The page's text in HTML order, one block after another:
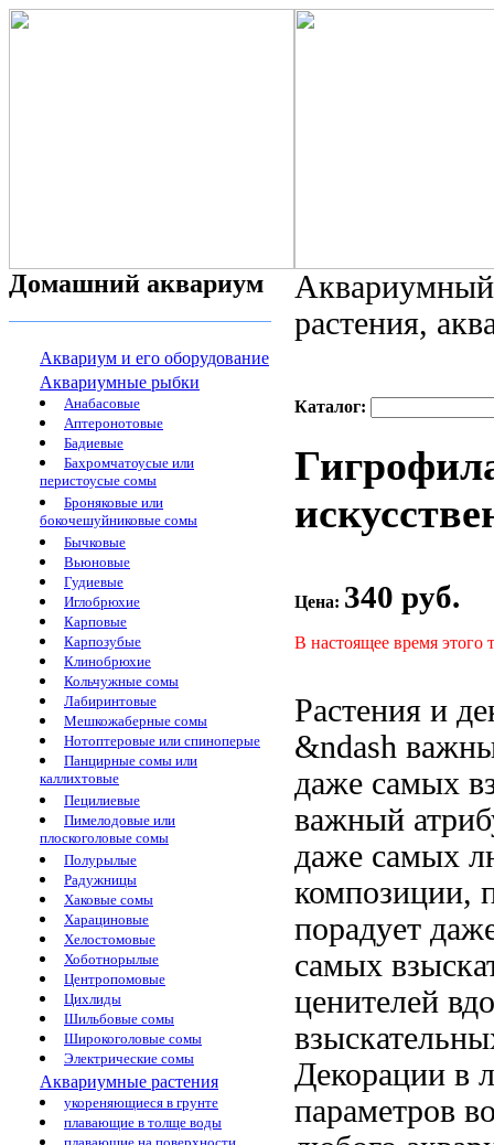
Домашний аквариум
Аквариум и его оборудование
Аквариумные рыбки
Анабасовые
Аптеронотовые
Бадиевые
Бахромчатоусые или
перистоусые сомы
Броняковые или
бокочешуйниковые сомы
Бычковые
Вьюновые
Гудиевые
Иглобрюхие
Карповые
Карпозубые
Клинобрюхие
Кольчужные сомы
Лабиринтовые
Мешкожаберные сомы
Нотоптеровые или спиноперые
Панцирные сомы или
каллихтовые
Пецилиевые
Пимелодовые или
плоскоголовые сомы
Полурылые
Радужницы
Хаковые сомы
Харациновые
Хелостомовые
Хоботнорылые
Центропомовые
Цихлиды
Шильбовые сомы
Широкоголовые сомы
Электрические сомы
Аквариумные растения
укореняющиеся в грунте
плавающие в толще воды
растения,
Каталог:
Цена: 340 руб.
В настоящее время этого
Растения и
&ndash
даже самых
важный
даже самых
композиции,
порадует
самых
ценителей
Декорации в
параметров